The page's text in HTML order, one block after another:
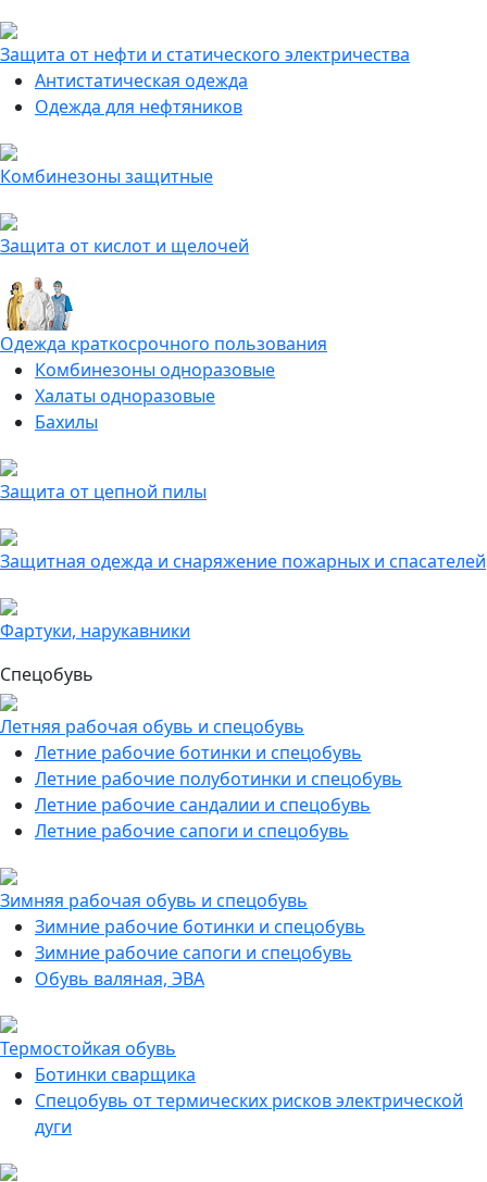
Защита от нефти и статического электричества
Антистатическая одежда
Одежда для нефтяников
Комбинезоны защитные
Защита от кислот и щелочей
Одежда краткосрочного пользования
Комбинезоны одноразовые
Халаты одноразовые
Бахилы
Защита от цепной пилы
Защитная одежда и снаряжение пожарных и спасателей
Фартуки, нарукавники
Спецобувь
Летняя рабочая обувь и спецобувь
Летние рабочие ботинки и спецобувь
Летние рабочие полуботинки и спецобувь
Летние рабочие сандалии и спецобувь
Летние рабочие сапоги и спецобувь
Зимняя рабочая обувь и спецобувь
Зимние рабочие ботинки и спецобувь
Зимние рабочие сапоги и спецобувь
Обувь валяная, ЭВА
Термостойкая обувь
Ботинки сварщика
Спецобувь от термических рисков электрической
дуги